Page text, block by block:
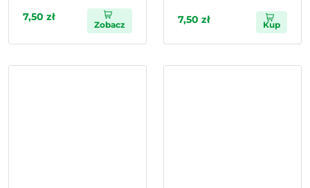
7,50 zł
Zobacz 7,50 zł Kup